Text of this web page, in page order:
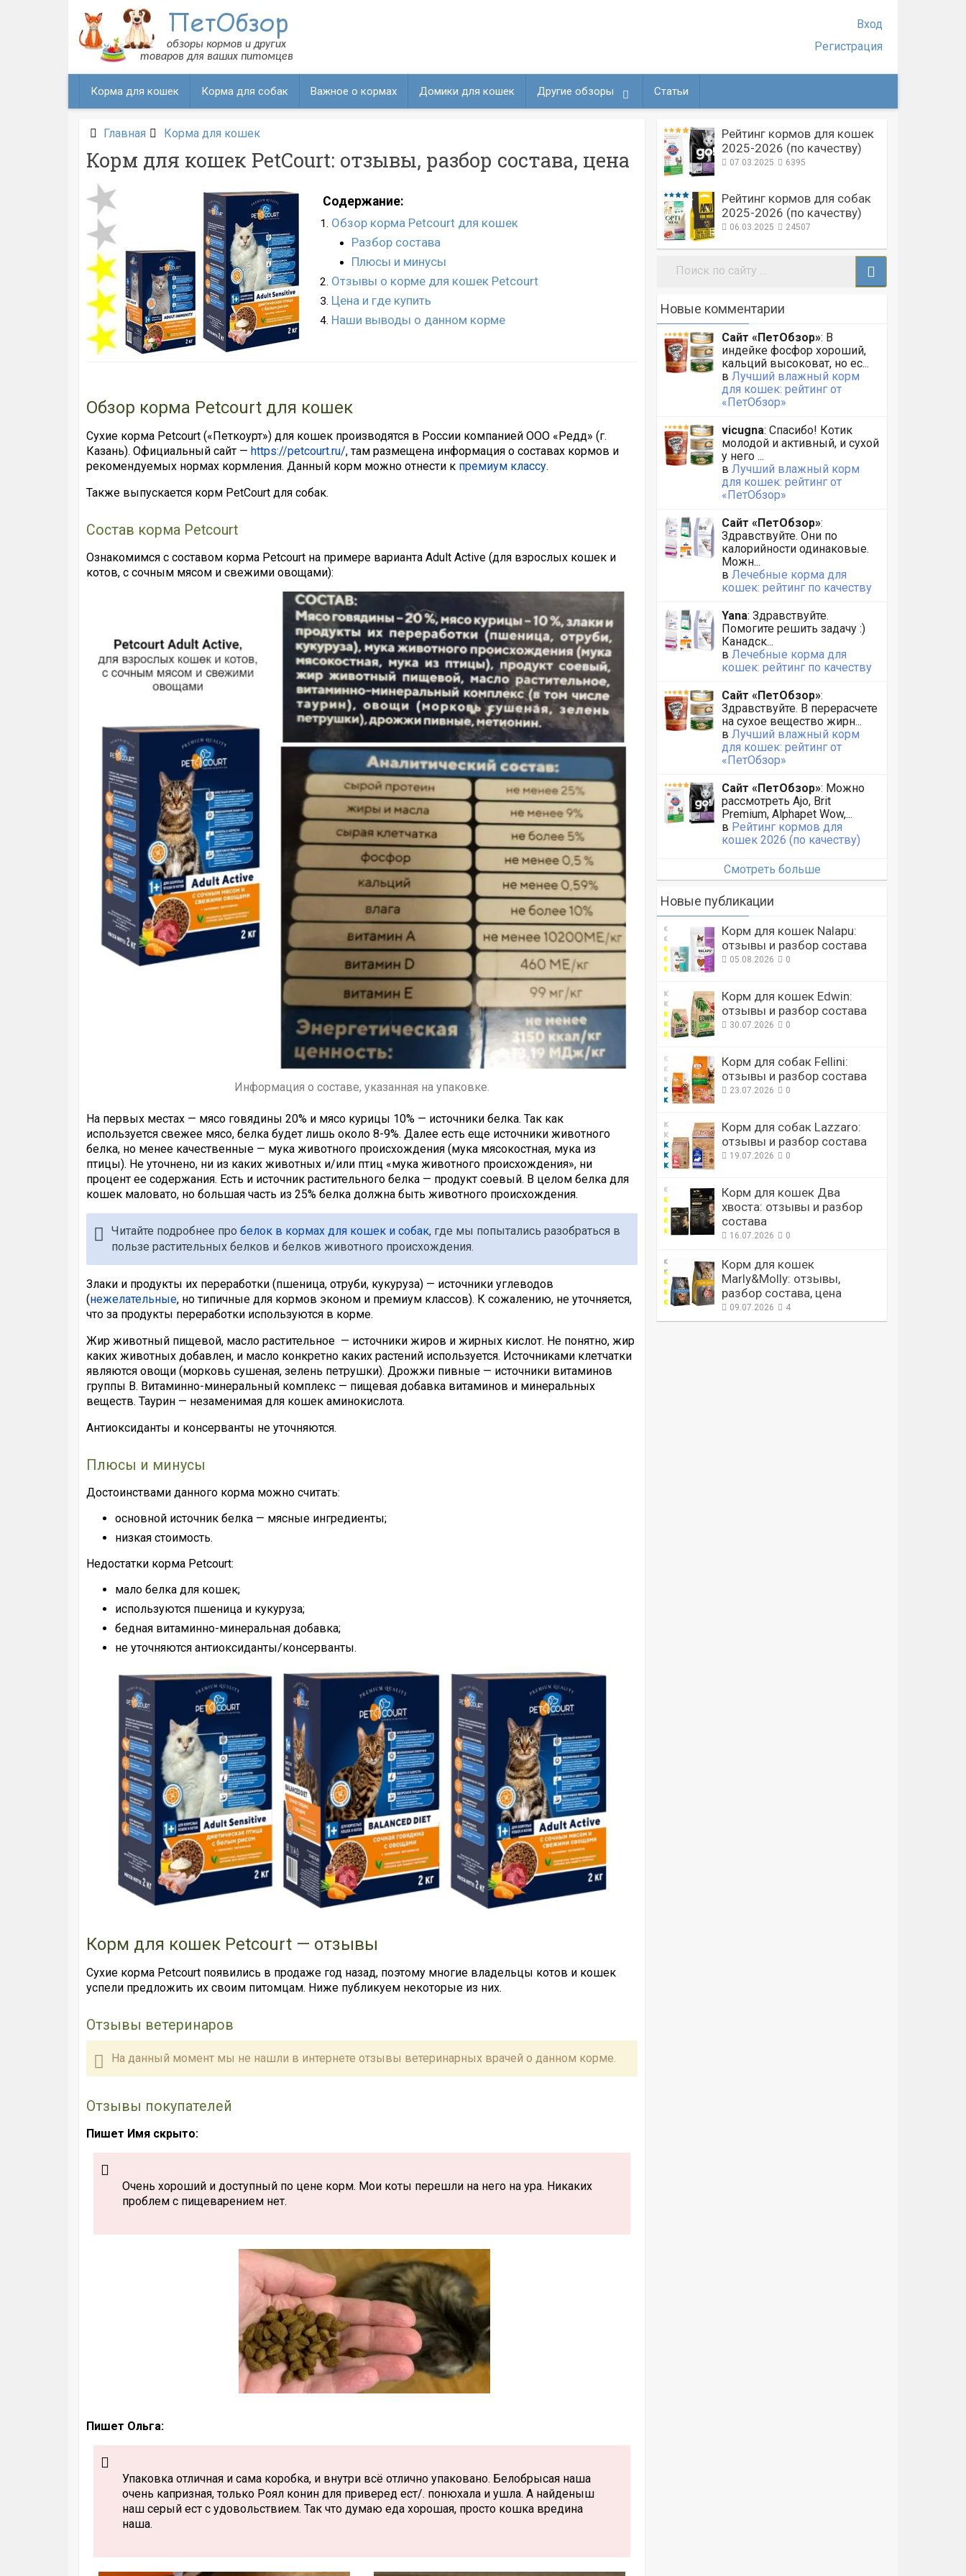
содержанию
Вход
Регистрация
Корма для кошек Корма для собак Важное о кормах Домики для кошек Другие обзоры Статьи
Главная Корма для кошек
Корм для кошек PetCourt: отзывы, разбор состава, цена
Содержание:
Обзор корма Petcourt для кошек
Разбор состава
Плюсы и минусы
Отзывы о корме для кошек Petcourt
Цена и где купить
Наши выводы о данном корме
Обзор корма Petcourt для кошек
Сухие корма Petcourt («Петкоурт») для кошек производятся в России компанией ООО «Редд» (г.
Казань). Официальный сайт — https://petcourt.ru/, там размещена информация о составах кормов и
рекомендуемых нормах кормления. Данный корм можно отнести к премиум классу.
Также выпускается корм PetCourt для собак.
Состав корма Petcourt
Ознакомимся с составом корма Petcourt на примере варианта Adult Active (для взрослых кошек и
котов, с сочным мясом и свежими овощами):
Информация о составе, указанная на упаковке.
На первых местах — мясо говядины 20% и мясо курицы 10% — источники белка. Так как
используется свежее мясо, белка будет лишь около 8-9%. Далее есть еще источники животного
белка, но менее качественные — мука животного происхождения (мука мясокостная, мука из
птицы). Не уточнено, ни из каких животных и/или птиц «мука животного происхождения», ни
процент ее содержания. Есть и источник растительного белка — продукт соевый. В целом белка для
кошек маловато, но большая часть из 25% белка должна быть животного происхождения.
Читайте подробнее про белок в кормах для кошек и собак, где мы попытались разобраться в
пользе растительных белков и белков животного происхождения.
Злаки и продукты их переработки (пшеница, отруби, кукуруза) — источники углеводов
(нежелательные, но типичные для кормов эконом и премиум классов). К сожалению, не уточняется,
что за продукты переработки используются в корме.
Жир животный пищевой, масло растительное — источники жиров и жирных кислот. Не понятно, жир
каких животных добавлен, и масло конкретно каких растений используется. Источниками клетчатки
являются овощи (морковь сушеная, зелень петрушки). Дрожжи пивные — источники витаминов
группы В. Витаминно-минеральный комплекс — пищевая добавка витаминов и минеральных
веществ. Таурин — незаменимая для кошек аминокислота.
Антиоксиданты и консерванты не уточняются.
Плюсы и минусы
Достоинствами данного корма можно считать:
основной источник белка — мясные ингредиенты;
низкая стоимость.
Недостатки корма Petcourt:
мало белка для кошек;
используются пшеница и кукуруза;
бедная витаминно-минеральная добавка;
не уточняются антиоксиданты/консерванты.
Корм для кошек Petcourt — отзывы
Сухие корма Petcourt появились в продаже год назад, поэтому многие владельцы котов и кошек
успели предложить их своим питомцам. Ниже публикуем некоторые из них.
Отзывы ветеринаров
На данный момент мы не нашли в интернете отзывы ветеринарных врачей о данном корме.
Отзывы покупателей
Пишет Имя скрыто:
Очень хороший и доступный по цене корм. Мои коты перешли на него на ура. Никаких
проблем с пищеварением нет.
Пишет Ольга:
Упаковка отличная и сама коробка, и внутри всё отлично упаковано. Белобрысая наша
очень капризная, только Роял конин для приверед ест/. понюхала и ушла. А найденыш
наш серый ест с удовольствием. Так что думаю еда хорошая, просто кошка вредина
наша.
Рейтинг кормов для кошек
2025-2026 (по качеству)
07.03.2025 6395
Рейтинг кормов для собак
2025-2026 (по качеству)
06.03.2025 24507
Поиск:
Новые комментарии
Сайт «ПетОбзор»: В
индейке фосфор хороший,
кальций высоковат, но ес...
в Лучший влажный корм
для кошек: рейтинг от
«ПетОбзор»
vicugna: Спасибо! Котик
молодой и активный, и сухой
у него ...
в Лучший влажный корм
для кошек: рейтинг от
«ПетОбзор»
Сайт «ПетОбзор»:
Здравствуйте. Они по
калорийности одинаковые.
Можн...
в Лечебные корма для
кошек: рейтинг по качеству
Yana: Здравствуйте.
Помогите решить задачу :)
Канадск...
в Лечебные корма для
кошек: рейтинг по качеству
Сайт «ПетОбзор»:
Здравствуйте. В перерасчете
на сухое вещество жирн...
в Лучший влажный корм
для кошек: рейтинг от
«ПетОбзор»
Сайт «ПетОбзор»: Можно
рассмотреть Ajo, Brit
Premium, Alphapet Wow,...
в Рейтинг кормов для
кошек 2026 (по качеству)
Смотреть больше
Новые публикации
Корм для кошек Nalapu:
отзывы и разбор состава
05.08.2026 0
Корм для кошек Edwin:
отзывы и разбор состава
30.07.2026 0
Корм для собак Fellini:
отзывы и разбор состава
23.07.2026 0
Корм для собак Lazzaro:
отзывы и разбор состава
19.07.2026 0
Корм для кошек Два
хвоста: отзывы и разбор
состава
16.07.2026 0
Корм для кошек
Marly&Molly: отзывы,
разбор состава, цена
09.07.2026 4